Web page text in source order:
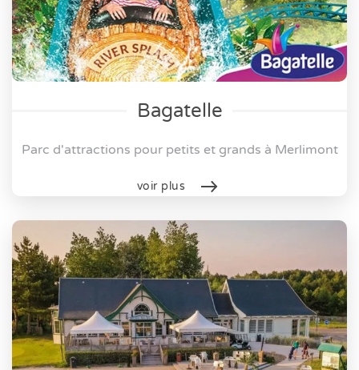
Bagatelle
Parc d'attractions pour petits et grands à Merlimont
voir plus